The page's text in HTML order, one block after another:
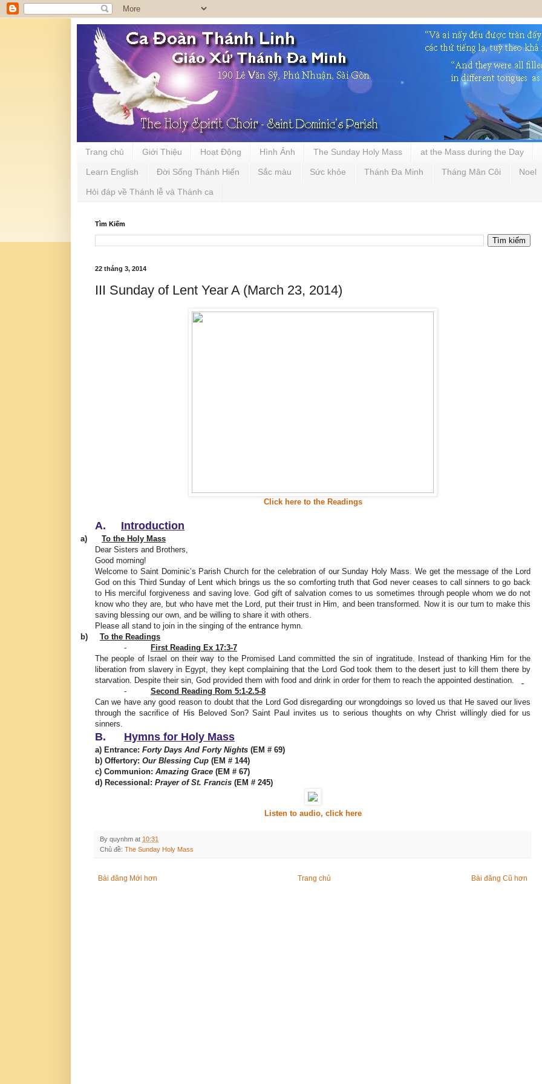
Trang chủ Giới Thiệu Hoạt Động Hình Ảnh The Sunday Holy Mass at the Mass during the Day
Learn English Đời Sống Thánh Hiến Sắc màu Sức khỏe Thánh Đa Minh Tháng Mân Côi Noel
Hỏi đáp về Thánh lễ và Thánh ca
Tìm Kiếm
22 tháng 3, 2014
III Sunday of Lent Year A (March 23, 2014)
Click here to the Readings
A. Introduction
a)
To the Holy Mass
Dear Sisters and Brothers,
Good morning!
Welcome to Saint Dominic’s Parish Church for the celebration of our Sunday Holy Mass. We get the message of the Lord
God on this Third Sunday of Lent which brings us the so comforting truth that God never ceases to call sinners to go back
to His merciful forgiveness and saving love. God gift of salvation comes to us sometimes through people whom we do not
know who they are, but who have met the Lord, put their trust in Him, and been transformed. Now it is our turn to make this
saving blessing our own, and be willing to share it with others.
Please all stand to join in the singing of the entrance hymn.
b)
To the Readings
-
First Reading Ex 17:3-7
The people of Israel on their way to the Promised Land committed the sin of ingratitude. Instead of thanking Him for the
liberation from slavery in Egypt, they kept complaining that the Lord God took them to the desert just to kill them there by
starvation. Despite their sin, God provided them with food and drink in order for them to reach the appointed destination.
- Second Reading Rom 5:1-2.5-8
Can we have any good reason to doubt that the Lord God disregarding our wrongdoings so loved us that He saved our lives
through the sacrifice of His Beloved Son? Saint Paul invites us to serious thoughts on why Christ willingly died for us
sinners.
B. Hymns for Holy Mass
a) Entrance: Forty Days And Forty Nights (EM # 69)
b) Offertory: Our Blessing Cup (EM # 144)
c) Communion: Amazing Grace (EM # 67)
d) Recessional: Prayer of St. Francis (EM # 245)
Listen to audio, click here
By quynhm at 10:31
Chủ đề: The Sunday Holy Mass
Bài đăng Mới hơn Bài đăng Cũ hơn
Trang chủ